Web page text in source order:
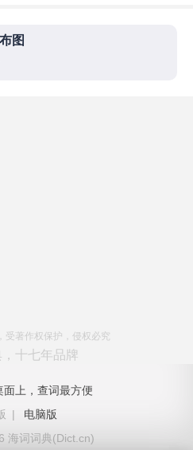
图
受著作权保护，侵权必究
十七年品牌
面上，查词最方便
|
电脑版
海词词典(Dict.cn)